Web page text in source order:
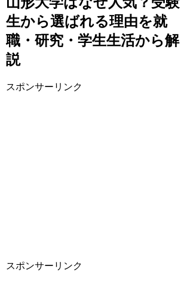
生から選ばれる理由を就
職・研究・学生生活から解
説
スポンサーリンク
スポンサーリンク